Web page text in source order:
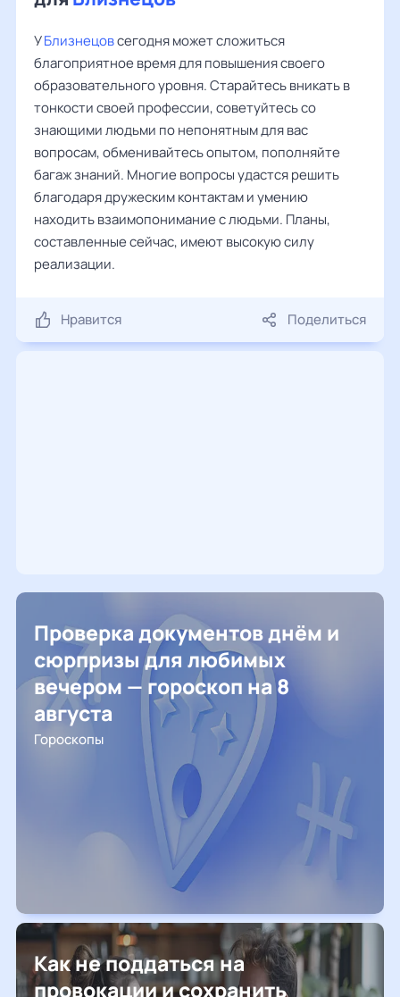
УБлизнецовсегодня может сложиться
благоприятное время для повышения своего
образовательного уровня. Старайтесь вникать в
тонкости своей профессии, советуйтесь со
знающими людьми по непонятным для вас
вопросам, обменивайтесь опытом, пополняйте
багаж знаний. Многие вопросы удастся решить
благодаря дружеским контактам и умению
находить взаимопонимание с людьми. Планы,
составленные сейчас, имеют высокую силу
реализации.
Нравится Поделиться
Проверка документов днём и
сюрпризы для любимых
вечером — гороскоп на 8
августа
Гороскопы
Как не поддаться на
провокации и сохранить